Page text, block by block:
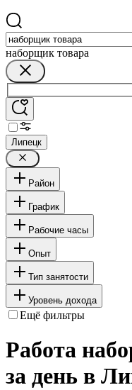
наборщик товара
Липецк
Район
График
Рабочие часы
Опыт
Тип занятости
Уровень дохода
Ещё фильтры
Работа
за день в